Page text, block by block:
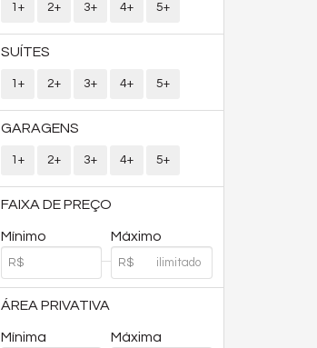
1+ 2+ 3+ 4+ 5+
SUÍTES
1+ 2+ 3+ 4+ 5+
GARAGENS
1+ 2+ 3+ 4+ 5+
FAIXA DE PREÇO
Mínimo Máximo
ÁREA PRIVATIVA
Mínima Máxima